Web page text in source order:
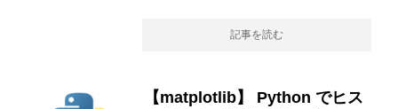
記事を読む
【matplotlib】 Python でヒス